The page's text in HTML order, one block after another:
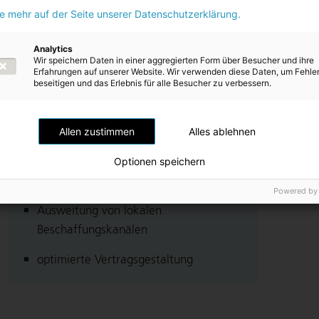
Maßnahmen:
von geopolitischen Chancen | Risiken
Diversifizierung von Lieferanten und
Intensivierung der direkten
Erhöhung der Lagerbestände
Ausweitung von lokalen
Beschaffungskanälen
optimierte Vertragsgestaltung
mehr auf der Seite unserer Datenschutzerklärung.
Analytics
Wir speichern Daten in einer aggregierten Form über Besucher und ihre
Erfahrungen auf unserer Website. Wir verwenden diese Daten, um
beseitigen und das Erlebnis für alle Besucher zu verbessern.
Allen zustimmen Alles ablehnen
Optionen speichern
Powered by